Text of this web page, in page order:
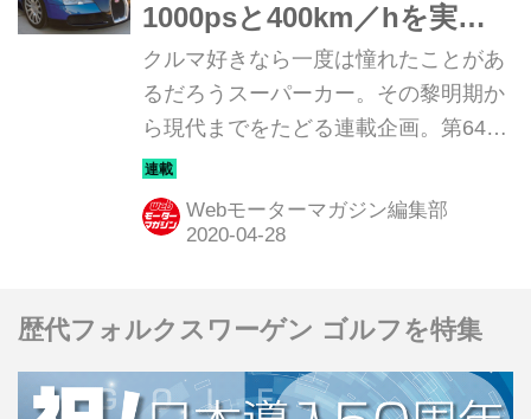
1000psと400km／hを実現
したハイパースポーツカー
クルマ好きなら一度は憧れたことがあ
るだろうスーパーカー。その黎明期か
ら現代までをたどる連載企画。第64回
は「ブガッティ ヴェイロン」だ。
Webモーターマガジン編集部
歴代フォルクスワーゲン ゴルフを特集